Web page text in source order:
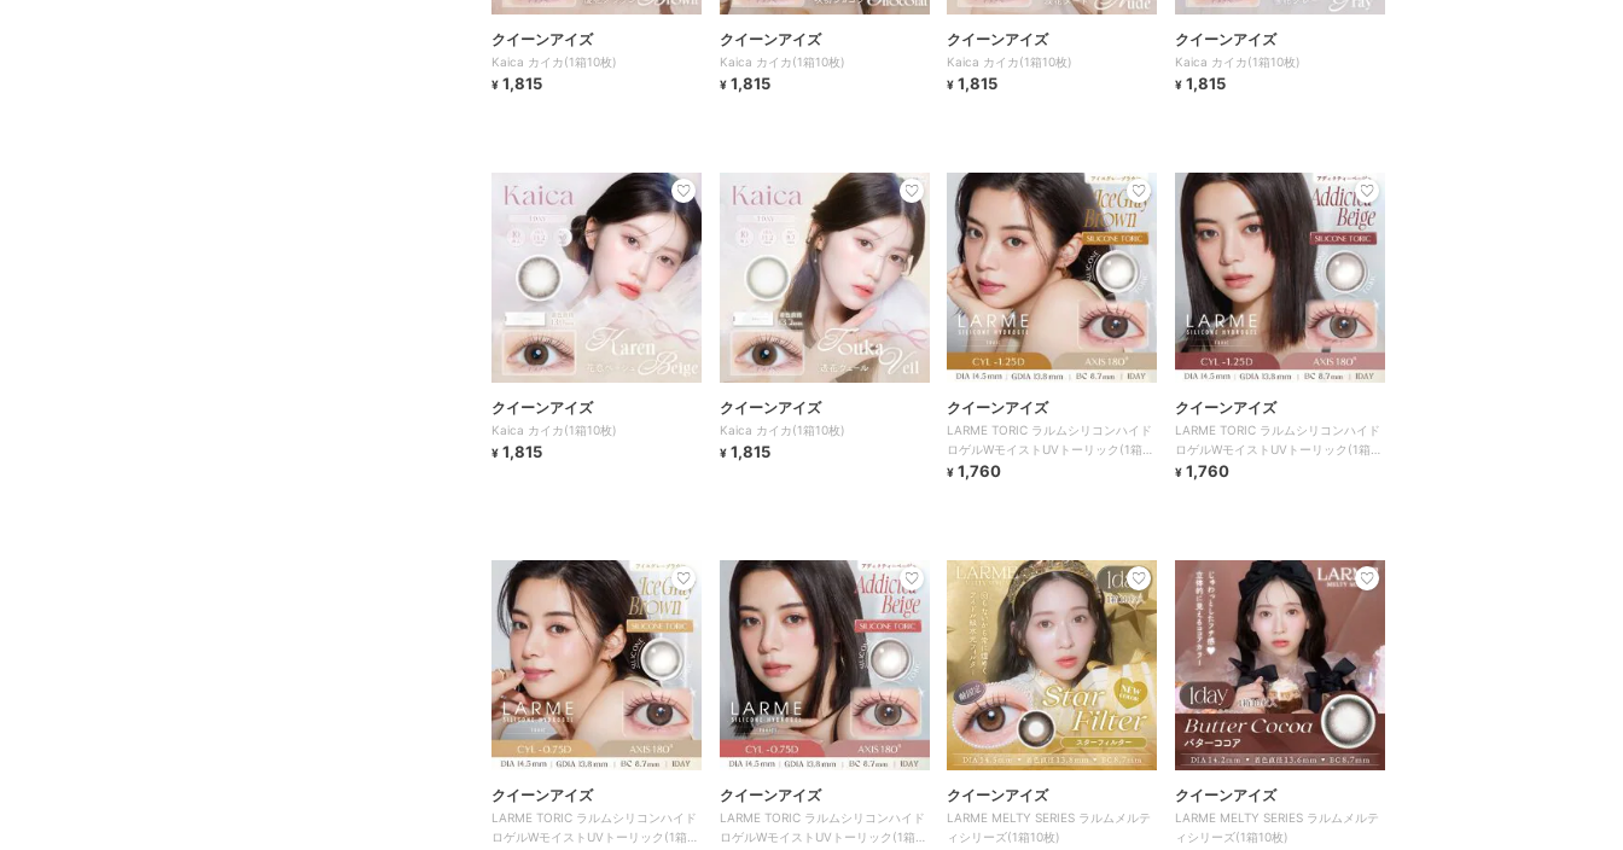
クイーンアイズ
Kaica カイカ(1箱10枚)
¥ 1,815
クイーンアイズ
Kaica カイカ(1箱10枚)
¥ 1,815
クイーンアイズ
Kaica カイカ(1箱10枚)
¥ 1,815
クイーンアイズ
Kaica カイカ(1箱10枚)
¥ 1,815
クイーンアイズ
Kaica カイカ(1箱10枚)
¥ 1,815
クイーンアイズ
Kaica カイカ(1箱10枚)
¥ 1,815
クイーンアイズ
LARME TORIC ラルムシリコンハイド
ロゲルWモイストUVトーリック(1箱10
枚)
¥ 1,760
クイーンアイズ
LARME TORIC ラルムシリコンハイド
ロゲルWモイストUVトーリック(1箱10
枚)
¥ 1,760
クイーンアイズ
LARME TORIC ラルムシリコンハイド
ロゲルWモイストUVトーリック(1箱10
クイーンアイズ
LARME TORIC ラルムシリコンハイド
ロゲルWモイストUVトーリック(1箱10
クイーンアイズ
LARME MELTY SERIES ラルムメルテ
ィシリーズ(1箱10枚)
クイーンアイズ
LARME MELTY SERIES ラルムメルテ
ィシリーズ(1箱10枚)